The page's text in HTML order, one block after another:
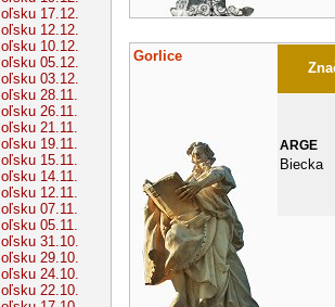
17.12.
12.12.
10.12.
05.12.
03.12.
28.11.
26.11.
21.11.
19.11.
15.11.
14.11.
12.11.
07.11.
05.11.
31.10.
29.10.
24.10.
22.10.
Gorlice
ARGE
Biecka